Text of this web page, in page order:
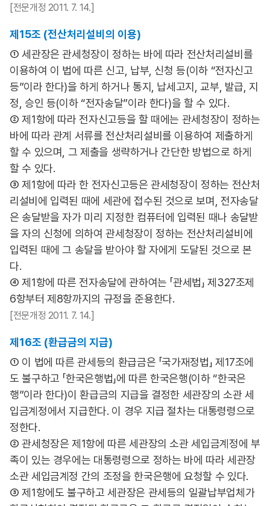
[전문개정 2011. 7. 14.]
제15조 (전산처리설비의 이용)
① 세관장은 관세청장이 정하는 바에 따라 전산처리설비를
이용하여 이 법에 따른 신고, 납부, 신청 등(이하 “전자신고
등”이라 한다)을 하게 하거나 통지, 납세고지, 교부, 발급, 지
정, 승인 등(이하 “전자송달”이라 한다)을 할 수 있다.
② 제1항에 따라 전자신고등을 할 때에는 관세청장이 정하는
바에 따라 관계 서류를 전산처리설비를 이용하여 제출하게
할 수 있으며, 그 제출을 생략하거나 간단한 방법으로 하게
할 수 있다.
③ 제1항에 따라 한 전자신고등은 관세청장이 정하는 전산처
리설비에 입력된 때에 세관에 접수된 것으로 보며, 전자송달
은 송달받을 자가 미리 지정한 컴퓨터에 입력된 때나 송달받
을 자의 신청에 의하여 관세청장이 정하는 전산처리설비에
입력된 때에 그 송달을 받아야 할 자에게 도달된 것으로 본
다.
④ 제1항에 따른 전자송달에 관하여는 「관세법」 제327조제
6항부터 제8항까지의 규정을 준용한다.
[전문개정 2011. 7. 14.]
제16조 (환급금의 지급)
① 이 법에 따른 관세등의 환급금은 「국가재정법」 제17조에
도 불구하고 「한국은행법」에 따른 한국은행(이하 “한국은
행”이라 한다)이 환급금의 지급을 결정한 세관장의 소관 세
입금계정에서 지급한다. 이 경우 지급 절차는 대통령령으로
정한다.
② 관세청장은 제1항에 따른 세관장의 소관 세입금계정에 부
족이 있는 경우에는 대통령령으로 정하는 바에 따라 세관장
소관 세입금계정 간의 조정을 한국은행에 요청할 수 있다.
③ 제1항에도 불구하고 세관장은 관세등의 일괄납부업체가